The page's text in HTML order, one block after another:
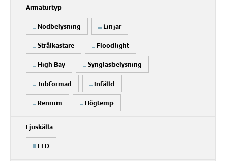
Armaturtyp
Nödbelysning Linjär
Strålkastare Floodlight
High Bay Synglasbelysning
Tubformad Infälld
Renrum Högtemp
Ljuskälla
LED